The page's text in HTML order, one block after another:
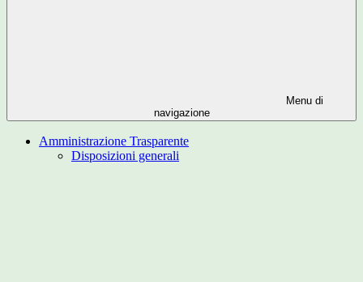
Menu di
navigazione
Amministrazione Trasparente
Disposizioni generali